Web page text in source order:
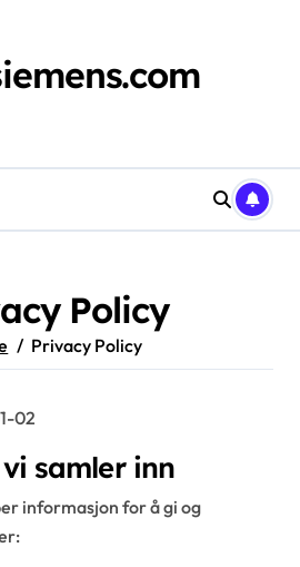
Policy
Privacy Policy
02
samler inn
informasjon for å gi og